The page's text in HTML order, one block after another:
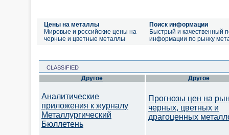
Цены на металлы
Мировые и российские цены на
черные и цветные металлы
Поиск информации
Быстрый и качественный
информации по рынку
CLASSIFIED
Другое
Аналитические
приложения к журналу
Металлургический
Бюллетень
Другое
Прогнозы цен на
черных, цветных и
драгоценных